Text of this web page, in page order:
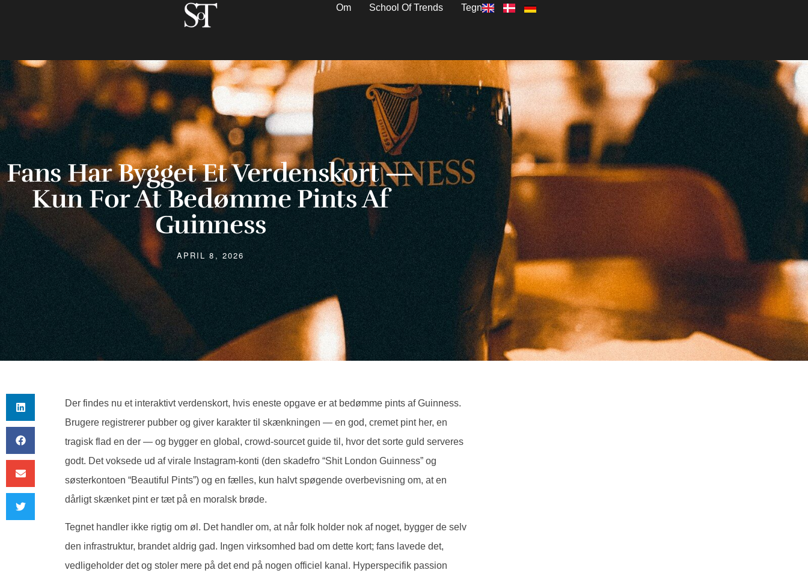
Om School Of Trends Tegn
Fans Har Bygget Et Verdenskort —
Kun For At Bedømme Pints Af
Guinness
APRIL 8, 2026
Der findes nu et interaktivt verdenskort, hvis eneste opgave er at bedømme pints af Guinness.
Brugere registrerer pubber og giver karakter til skænkningen — en god, cremet pint her, en
tragisk flad en der — og bygger en global, crowd-sourcet guide til, hvor det sorte guld serveres
godt. Det voksede ud af virale Instagram-konti (den skadefro “Shit London Guinness” og
søsterkontoen “Beautiful Pints”) og en fælles, kun halvt spøgende overbevisning om, at en
dårligt skænket pint er tæt på en moralsk brøde.
Tegnet handler ikke rigtig om øl. Det handler om, at når folk holder nok af noget, bygger de selv
den infrastruktur, brandet aldrig gad. Ingen virksomhed bad om dette kort; fans lavede det,
vedligeholder det og stoler mere på det end på nogen officiel kanal. Hyperspecifik passion